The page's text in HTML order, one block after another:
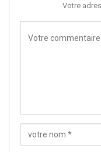
Votre